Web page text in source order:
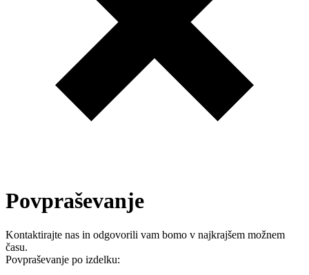
Povpraševanje
Kontaktirajte nas in odgovorili vam bomo v najkrajšem možnem
času.
Povpraševanje po izdelku: